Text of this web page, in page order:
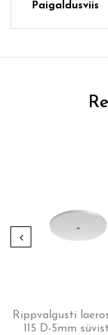
Paigaldusviis
Rippvalgusti
115 D-5mm